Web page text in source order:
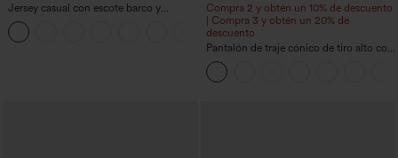
Jersey casual con escote barco y
mangas murciélago
Compra 2 y obtén un 10% de descuento
| Compra 3 y obtén un 20% de
descuento
Pantalón de traje cónico de tiro alto con
bolsillos